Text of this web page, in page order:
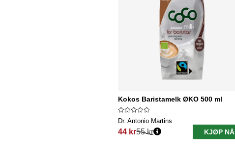
Kokos Baristamelk ØKO 500 ml
Dr. Antonio Martins
44 kr
Vanlig pris:
55 kr KJØP NÅ